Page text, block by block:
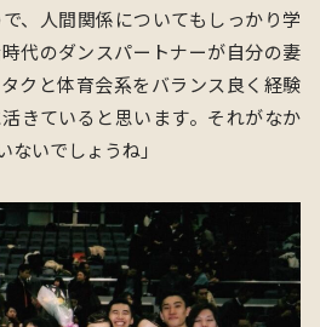
、人間関係についてもしっかり学
代のダンスパートナーが自分の妻
クと体育会系をバランス良く経験
きていると思います。それがなか
ないでしょうね」